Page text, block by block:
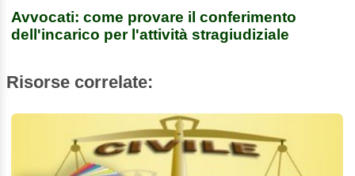
Avvocati: come provare il conferimento
dell'incarico per l'attività stragiudiziale
Risorse correlate: